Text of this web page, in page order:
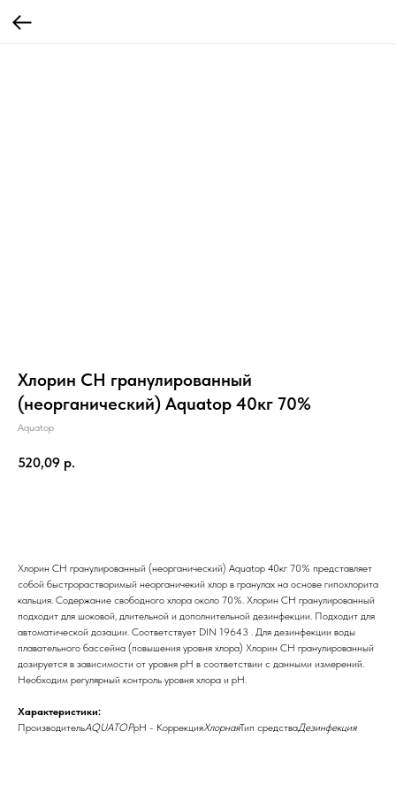
Хлорин CH гранулированный
(неорганический) Aquatop 40кг 70%
Aquatop
520,09 р.
Хлорин CH гранулированный (неорганический) Aquatop 40кг 70% представляет
собой быстрорастворимый неорганичекий хлор в гранулах на основе гипохлорита
кальция. Содержание свободного хлора около 70%. Хлорин СН гранулированный
подходит для шоковой, длительной и дополнительной дезинфекции. Подходит для
автоматической дозации. Соответствует DIN 19643 . Для дезинфекции воды
плавательного бассейна (повышения уровня хлора) Хлорин СН гранулированный
дозируется в зависимости от уровня рН в соответствии с данными измерений.
Необходим регулярный контроль уровня хлора и рН.
Характеристики:
ПроизводительAQUATOPpH - КоррекцияХлорнаяТип средстваДезинфекция